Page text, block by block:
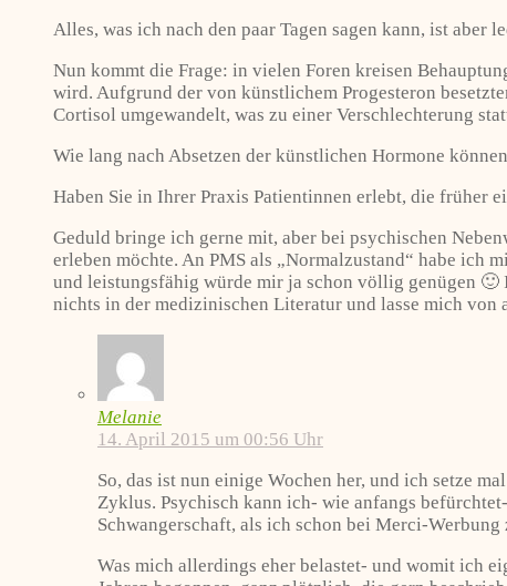
Alles, was ich nach den paar Tagen sagen kann, ist aber
Nun kommt die Frage: in vielen Foren kreisen
wird. Aufgrund der von künstlichem Progesteron
Cortisol umgewandelt, was zu einer Verschlechterung
Wie lang nach Absetzen der künstlichen Hormone
Haben Sie in Ihrer Praxis Patientinnen erlebt, die früher
Geduld bringe ich gerne mit, aber bei psychischen
erleben möchte. An PMS als „Normalzustand“ habe ich
und leistungsfähig würde mir ja schon völlig genügen
nichts in der medizinischen Literatur und lasse mich
Melanie
14. April 2015 um 00:56 Uhr
So, das ist nun einige Wochen her, und ich setze
Zyklus. Psychisch kann ich- wie anfangs
Schwangerschaft, als ich schon bei Merci-
Was mich allerdings eher belastet- und womit ich